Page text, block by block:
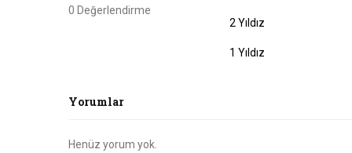
0 Değerlendirme
2 Yıldız
1 Yıldız
Yorumlar
Henüz yorum yok.